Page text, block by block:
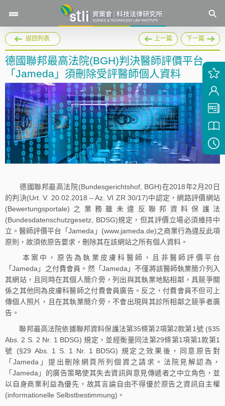
返回列表 上一篇 下一篇
德國聯邦最高法院(BGH)判決醫師評價平台
「Jameda」須刪除受評醫師個人資料
德國聯邦最高法院(Bundesgerichtshof, BGH)在2018年2月20日
的判決(Urt. V. 20.02.2018 – Az. VI ZR 30/17)中認定，網路評價網站
(Bewertungsportale)之業務雖未違反聯邦資料保護法
(Bundesdatenschutzgesetz, BDSG)規定，但其評價立場必須維持中
立。醫師評價平台「Jameda」(www.jameda.de)之商業行為違反此項
原則，故須依原告要求，刪除其在該網站之所有個人資料。
本案中，原告為執業皮膚科醫師，且非醫師評價平台
「Jameda」之付費會員。然「Jameda」不僅將該醫師執業簡介列入
其網站，且同時在其個人簡介旁，列出與其執業地點相鄰，具競爭關
係之其他同為皮膚科醫師之付費會員廣告。反之，付費會員不但可上
傳個人照片，且在其執業簡介旁，不會出現與其診所相鄰之競爭者廣
告。
聯邦最高法院依據聯邦資料保護法第35條第2項第2款第1號 (§35
Abs. 2 S. 2 Nr. 1 BDSG) 規定，並經衡量同法第29條第1項第1款第1
號 (§29 Abs. 1 S. 1 Nr. 1 BDSG) 規定之效果後，同意原告對
「Jameda」提出刪除網頁所列個資之請求。法院見解認為，
「Jameda」的廣告策略使其失去資訊與意見傳遞者之中立角色，並
以自身商業利益為優先，故其言論自由不得優於原告之資訊自主權
(informationelle Selbstbestimmung)。